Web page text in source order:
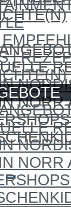
NORR
|
NORR